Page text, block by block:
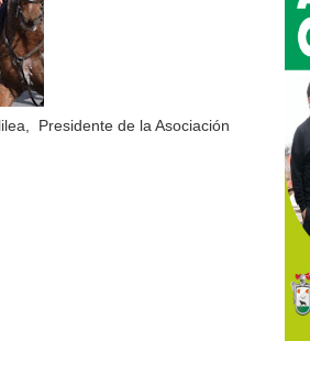
Presidente de la Asociación